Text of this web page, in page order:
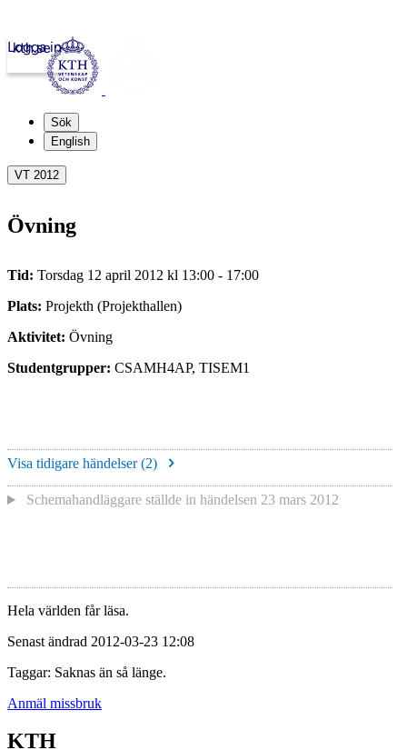
kth.se
Logga in
Sök
English
VT 2012
Övning
Tid: Torsdag 12 april 2012 kl 13:00 - 17:00
Plats: Projekth (Projekthallen)
Aktivitet: Övning
Studentgrupper: CSAMH4AP, TISEM1
Visa tidigare händelser (2)
Schemahandläggare ställde in händelsen 23 mars 2012
Hela världen får läsa.
Senast ändrad 2012-03-23 12:08
Taggar: Saknas än så länge.
Anmäl missbruk
KTH